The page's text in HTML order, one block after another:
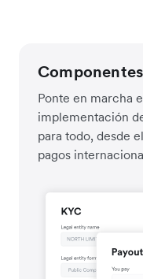
Ponte en marcha
implementación
para todo, desde
pagos